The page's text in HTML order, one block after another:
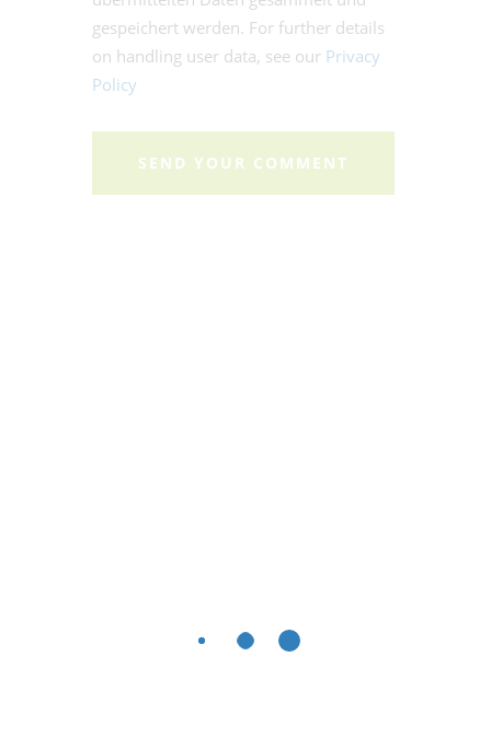
gespeichert werden. For further details
on handling user data, see our Privacy
Policy